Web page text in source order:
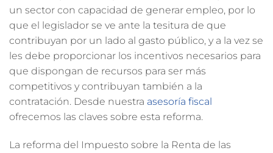
un sector con capacidad de generar empleo, por lo
que el legislador se ve ante la tesitura de que
contribuyan por un lado al gasto público, y a la vez se
les debe proporcionar los incentivos necesarios para
que dispongan de recursos para ser más
competitivos y contribuyan también a la
contratación. Desde nuestra asesoría fiscal
ofrecemos las claves sobre esta reforma.
La reforma del Impuesto sobre la Renta de las